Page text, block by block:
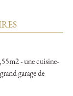
- une cuisine-
garage de